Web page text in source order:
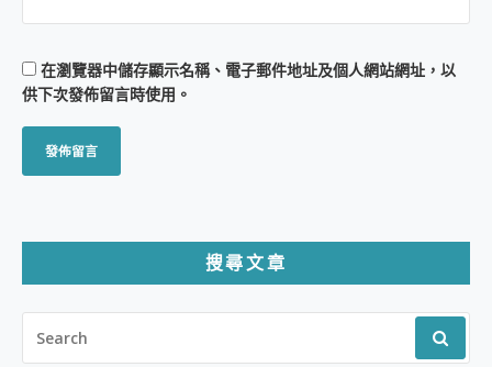
在瀏覽器中儲存顯示名稱、電子郵件地址及個人網站網址，以
供下次發佈留言時使用。
搜尋文章
FOR: